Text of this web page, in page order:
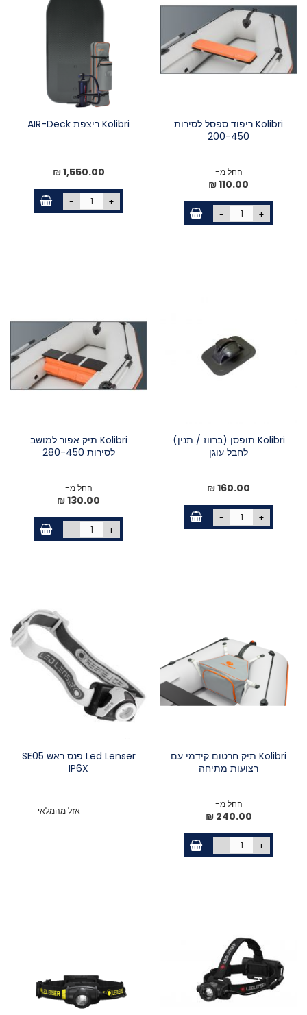
Kolibri ריפוד ספסל לסירות
200-450
החל מ-
110.00 ₪
- +
Kolibri ריצפת AIR-Deck
1,550.00 ₪
- +
Kolibri תופסן (ברווז / תנין)
לחבל עוגן
160.00 ₪
- +
Kolibri תיק אפור למושב
לסירות 280-450
החל מ-
130.00 ₪
- +
Kolibri תיק חרטום קידמי עם
רצועות מתיחה
החל מ-
240.00 ₪
- +
Led Lenser פנס ראש SE05
IP6X
אזל מהמלאי